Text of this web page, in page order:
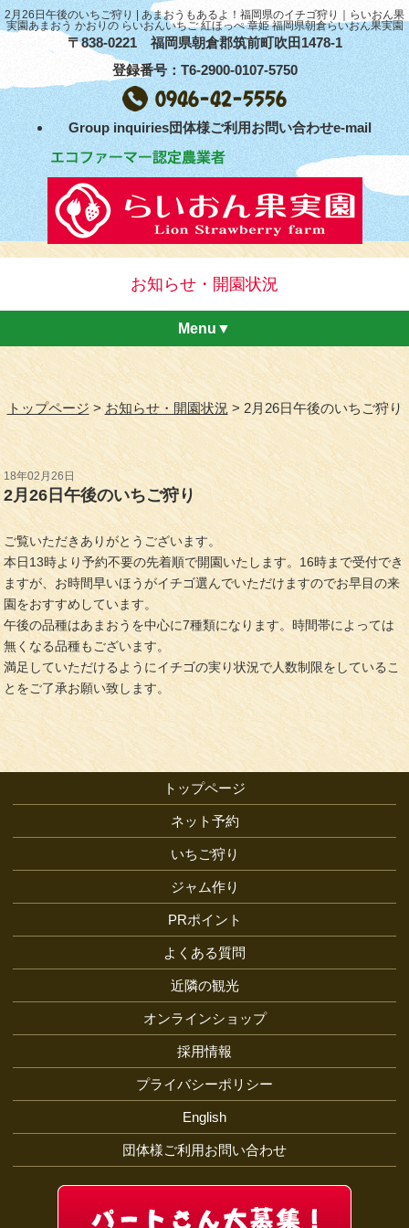
2月26日午後のいちご狩り | あまおうもあるよ！福岡県のイチゴ狩り｜らいおん果
実園あまおう かおりの らいおんいちご 紅ほっぺ 章姫 福岡県朝倉らいおん果実園
〒838-0221 福岡県朝倉郡筑前町吹田1478-1
登録番号：T6-2900-0107-5750
Group inquiries団体様ご利用お問い合わせe-mail
お知らせ・開園状況
Menu▼
トップページ お知らせ・開園状況 2月26日午後のいちご狩り
18年02月26日
2月26日午後のいちご狩り
ご覧いただきありがとうございます。
本日13時より予約不要の先着順で開園いたします。16時まで受付でき
ますが、お時間早いほうがイチゴ選んでいただけますのでお早目の来
園をおすすめしています。
午後の品種はあまおうを中心に7種類になります。時間帯によっては
無くなる品種もございます。
満足していただけるようにイチゴの実り状況で人数制限をしているこ
とをご了承お願い致します。
トップページ
ネット予約
いちご狩り
ジャム作り
PRポイント
よくある質問
近隣の観光
オンラインショップ
採用情報
プライバシーポリシー
English
団体様ご利用お問い合わせ